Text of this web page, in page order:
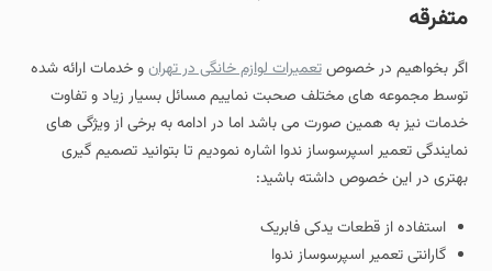
متفرقه
اگر بخواهیم در خصوصتعمیرات لوازم خانگی در تهرانو خدمات ارائه شده
توسط مجموعه های مختلف صحبت نماییم مسائل بسیار زیاد و تفاوت
خدمات نیز به همین صورت می باشد اما در ادامه به برخی از ویژگی های
نمایندگی تعمیر اسپرسوساز ندوا اشاره نمودیم تا بتوانید تصمیم گیری
بهتری در این خصوص داشته باشید:
استفاده از قطعات یدکی فابریک
گارانتی تعمیر اسپرسوساز ندوا